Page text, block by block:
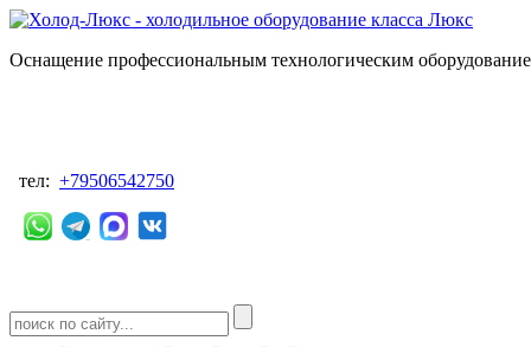
Оснащение профессиональным технологическим
тел: +79506542750